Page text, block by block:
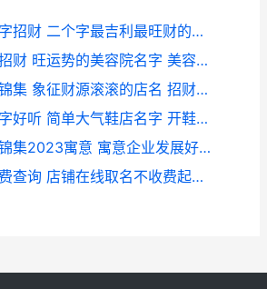
做生意起啥子名字招财 二个字最吉利最旺财的店名 做生意适合取的名字
美容院起名锦集招财 旺运势的美容院名字 美容院起名锦集大全
招财的店铺名字锦集 象征财源滚滚的店名 招财的店铺名字有哪些
开鞋店取啥子名字好听 简单大气鞋店名字 开鞋店的名字大全
好听的企业名字锦集2023寓意 寓意企业发展好的名字 企业好名字大全
取店名锦集不收费查询 店铺在线取名不收费起名 取店名有什么忌讳